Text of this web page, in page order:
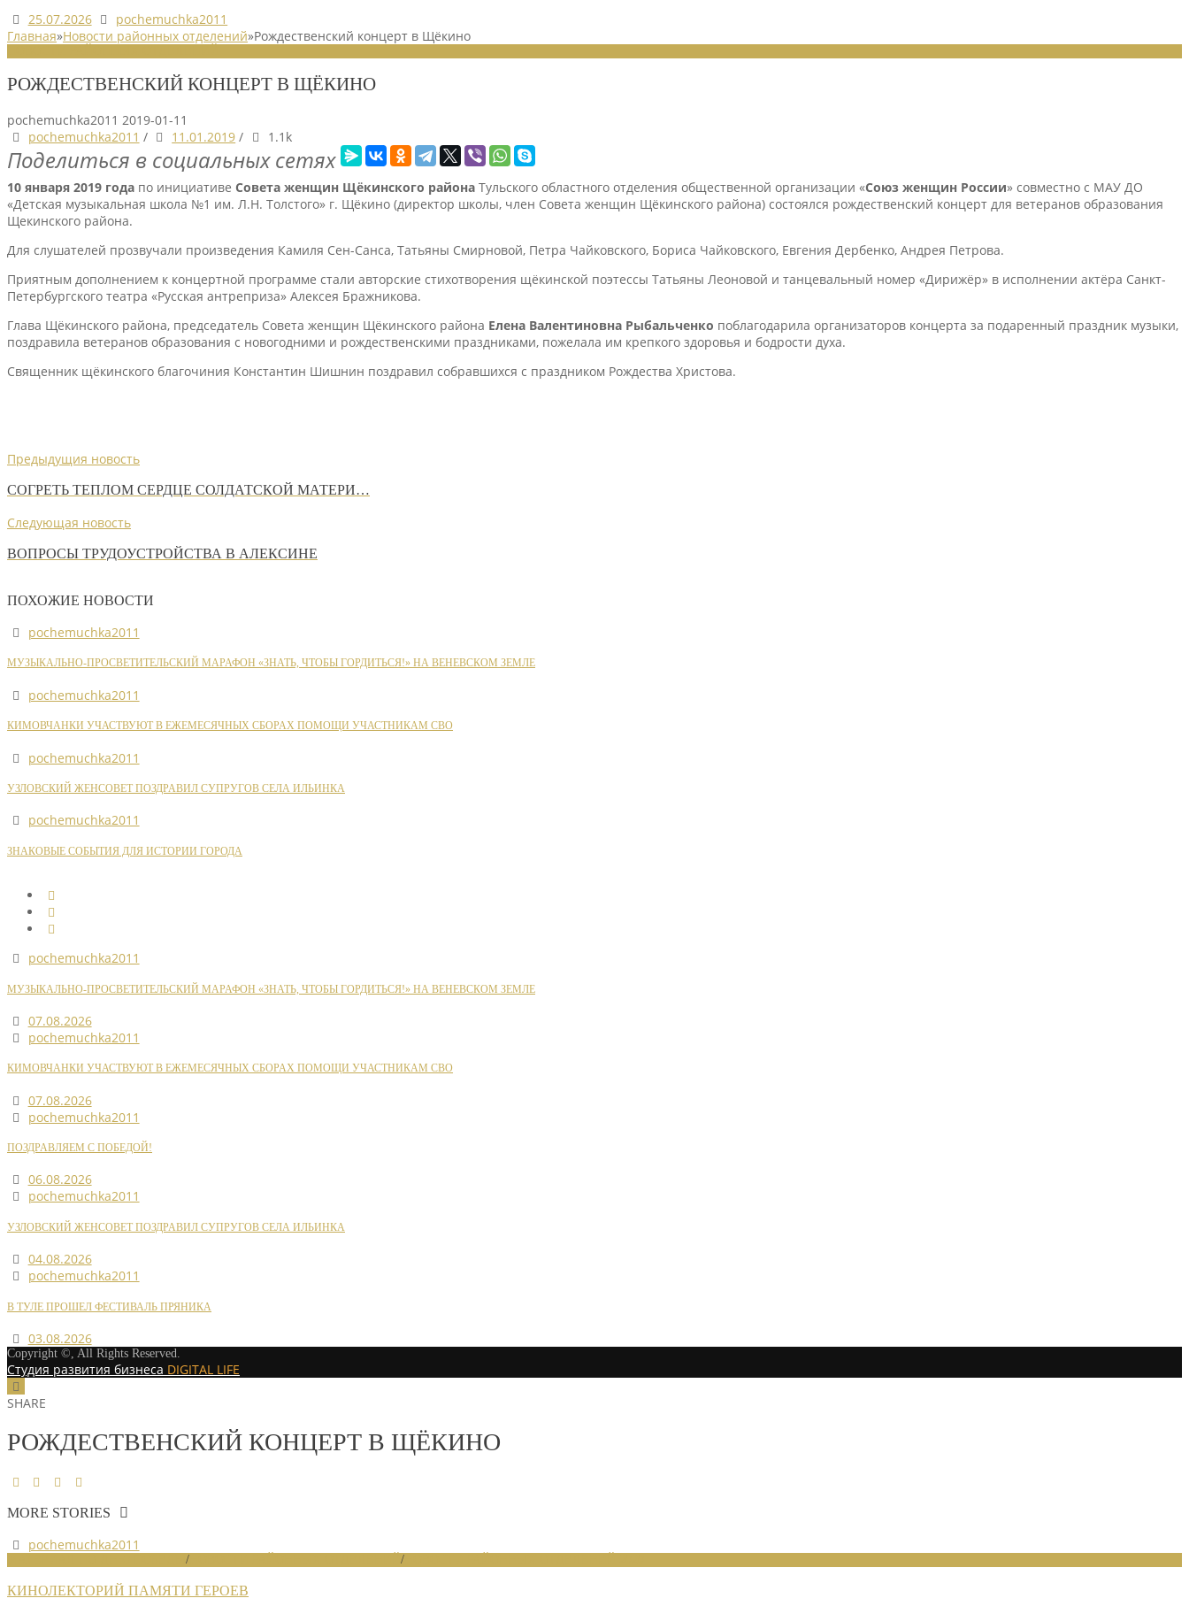
25.07.2026
pochemuchka2011
Главная»Новости районных отделений»Рождественский концерт в Щёкино
РОЖДЕСТВЕНСКИЙ КОНЦЕРТ В ЩЁКИНО
pochemuchka2011 2019-01-11
pochemuchka2011 / 11.01.2019 / 1.1k
Поделиться в социальных сетях
10 января 2019 года по инициативе Совета женщин Щёкинского района Тульского областного отделения общественной организации «Союз женщин России» совместно с МАУ ДО
«Детская музыкальная школа №1 им. Л.Н. Толстого» г. Щёкино (директор школы, член Совета женщин Щёкинского района) состоялся рождественский концерт для ветеранов образования
Щекинского района.
Для слушателей прозвучали произведения Камиля Сен-Санса, Татьяны Смирновой, Петра Чайковского, Бориса Чайковского, Евгения Дербенко, Андрея Петрова.
Приятным дополнением к концертной программе стали авторские стихотворения щёкинской поэтессы Татьяны Леоновой и танцевальный номер «Дирижёр» в исполнении актёра Санкт-
Петербургского театра «Русская антреприза» Алексея Бражникова.
Глава Щёкинского района, председатель Совета женщин Щёкинского района Елена Валентиновна Рыбальченко поблагодарила организаторов концерта за подаренный праздник музыки,
поздравила ветеранов образования с новогодними и рождественскими праздниками, пожелала им крепкого здоровья и бодрости духа.
Священник щёкинского благочиния Константин Шишнин поздравил собравшихся с праздником Рождества Христова.
Предыдущия новость
СОГРЕТЬ ТЕПЛОМ СЕРДЦЕ СОЛДАТСКОЙ МАТЕРИ…
Следующая новость
ВОПРОСЫ ТРУДОУСТРОЙСТВА В АЛЕКСИНЕ
ПОХОЖИЕ НОВОСТИ
pochemuchka2011
МУЗЫКАЛЬНО-ПРОСВЕТИТЕЛЬСКИЙ МАРАФОН «ЗНАТЬ, ЧТОБЫ ГОРДИТЬСЯ!» НА ВЕНЕВСКОМ ЗЕМЛЕ
pochemuchka2011
КИМОВЧАНКИ УЧАСТВУЮТ В ЕЖЕМЕСЯЧНЫХ СБОРАХ ПОМОЩИ УЧАСТНИКАМ СВО
pochemuchka2011
УЗЛОВСКИЙ ЖЕНСОВЕТ ПОЗДРАВИЛ СУПРУГОВ СЕЛА ИЛЬИНКА
pochemuchka2011
ЗНАКОВЫЕ СОБЫТИЯ ДЛЯ ИСТОРИИ ГОРОДА
pochemuchka2011
МУЗЫКАЛЬНО-ПРОСВЕТИТЕЛЬСКИЙ МАРАФОН «ЗНАТЬ, ЧТОБЫ ГОРДИТЬСЯ!» НА ВЕНЕВСКОМ ЗЕМЛЕ
07.08.2026
pochemuchka2011
КИМОВЧАНКИ УЧАСТВУЮТ В ЕЖЕМЕСЯЧНЫХ СБОРАХ ПОМОЩИ УЧАСТНИКАМ СВО
07.08.2026
pochemuchka2011
ПОЗДРАВЛЯЕМ С ПОБЕДОЙ!
06.08.2026
pochemuchka2011
УЗЛОВСКИЙ ЖЕНСОВЕТ ПОЗДРАВИЛ СУПРУГОВ СЕЛА ИЛЬИНКА
04.08.2026
pochemuchka2011
В ТУЛЕ ПРОШЕЛ ФЕСТИВАЛЬ ПРЯНИКА
03.08.2026
Copyright ©, All Rights Reserved.
Студия развития бизнеса DIGITAL LIFE
SHARE
РОЖДЕСТВЕНСКИЙ КОНЦЕРТ В ЩЁКИНО
MORE STORIES
pochemuchka2011
/ /
КИНОЛЕКТОРИЙ ПАМЯТИ ГЕРОЕВ